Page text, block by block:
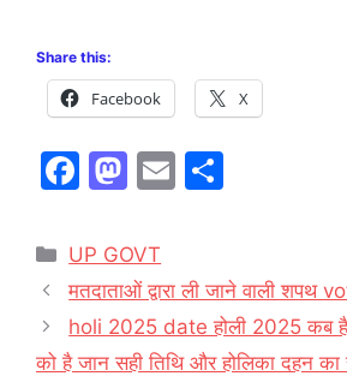
Share this:
Facebook X
F
c
e
b
o
M
st
o
d
o
E
l
e
Categories
UP GOVT
मतदाताओं द्वारा ली जाने वाली शपथ
holi 2025 date होली 2025 कब है
को है जान सही तिथि और होलिका दहन का